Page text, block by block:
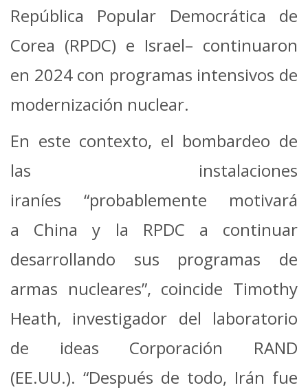
República Popular Democrática de
Corea (RPDC) e Israel– continuaron
en 2024 con programas intensivos de
modernización nuclear.
En este contexto, el bombardeo de
las instalaciones
iraníes “probablemente motivará
a China y la RPDC a continuar
desarrollando sus programas de
armas nucleares”, coincide Timothy
Heath, investigador del laboratorio
de ideas Corporación RAND
(EE.UU.). “Después de todo, Irán fue